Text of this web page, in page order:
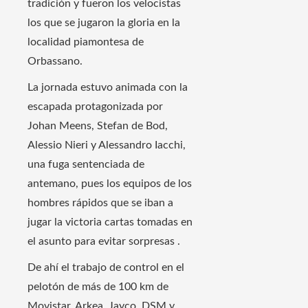
tradición y fueron los velocistas
los que se jugaron la gloria en la
localidad piamontesa de
Orbassano.
La jornada estuvo animada con la
escapada protagonizada por
Johan Meens, Stefan de Bod,
Alessio Nieri y Alessandro Iacchi,
una fuga sentenciada de
antemano, pues los equipos de los
hombres rápidos que se iban a
jugar la victoria cartas tomadas en
el asunto para evitar sorpresas .
De ahí el trabajo de control en el
pelotón de más de 100 km de